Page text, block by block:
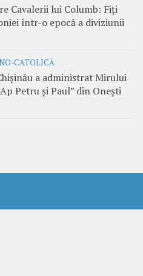
Cavalerii lui Columb: Fiți
într-o epocă a diviziunii
CATOLICĂ
a administrat Mirului
Petru și Paul” din Onești